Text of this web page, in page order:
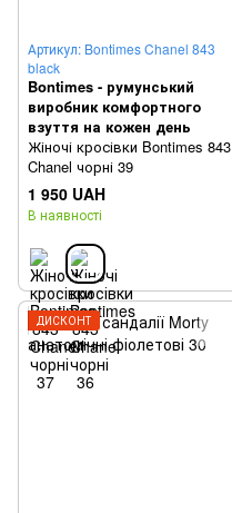
Артикул: Bontimes Chanel 843
black
Bontimes - румунський
виробник комфортного
взуття на кожен день
Жіночі кросівки Bontimes 843
Chanel чорні 39
1 950 UAH
В наявності
ДИСКОНТ